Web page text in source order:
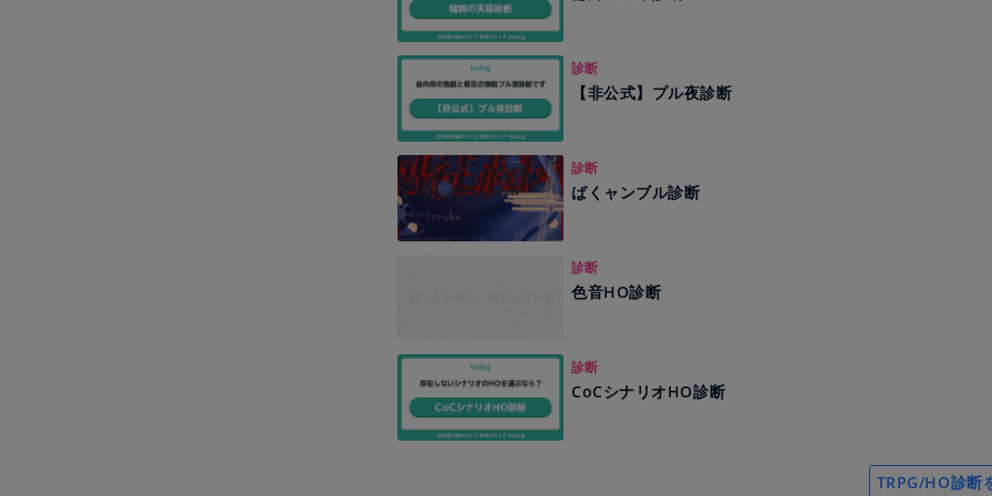
診断
【非公式】プル夜診断
診断
ばくャンブル診断
診断
色音HO診断
診断
CoCシナリオHO診断
TRPG/HO診断